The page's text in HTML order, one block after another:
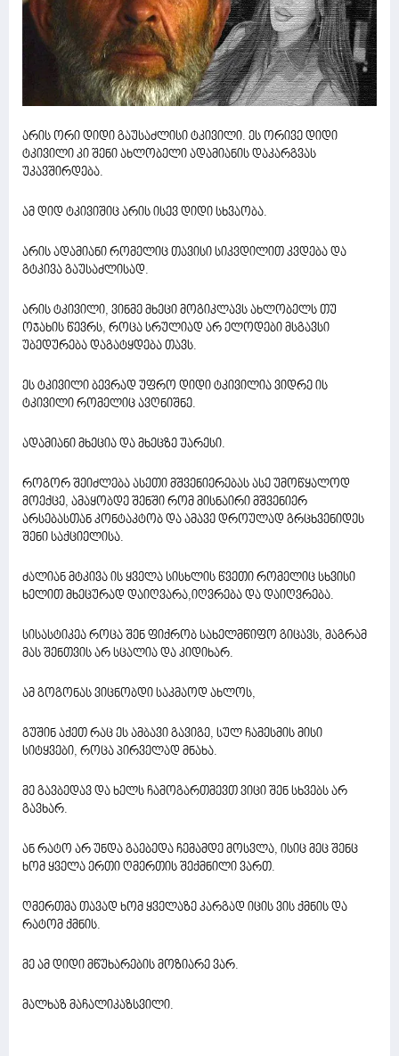
არის ორი დიდი გაუსაძლისი ტკივილი. ეს ორივე დიდი
ტკივილი კი შენი ახლობელი ადამიანის დაკარგვას
უკავშირდება.
ამ დიდ ტკივიშიც არის ისევ დიდი სხვაობა.
არის ადამიანი რომელიც თავისი სიკვდილით კვდება და
გტკივა გაუსაძლისად.
არის ტკივილი, ვინმე მხეცი მოგიკლავს ახლობელს თუ
ოჯახის წევრს, როცა სრულიად არ ელოდები მსგავსი
უბედურება დაგატყდება თავს.
ეს ტკივილი ბევრად უფრო დიდი ტკივილია ვიდრე ის
ტკივილი რომელიც ავღნიშნე.
ადამიანი მხეცია და მხეცზე უარესი.
როგორ შეიძლება ასეთი მშვენიერებას ასე უმოწყალოდ
მოექცე, ამაყობდე შენში რომ მისნაირი მშვენიერ
არსებასთან კონტაკტობ და ამავე დროულად გრცხვენიდეს
შენი საქციელისა.
ძალიან მტკივა ის ყველა სისხლის წვეთი რომელიც სხვისი
ხელით მხეცურად დაიღვარა,იღვრება და დაიღვრება.
სისასტიკეა როცა შენ ფიქრობ სახელმწიფო გიცავს, მაგრამ
მას შენთვის არ სცალია და კიდიხარ.
ამ გოგონას ვიცნობდი საკმაოდ ახლოს,
გუშინ აქეთ რაც ეს ამბავი გავიგე, სულ ჩამესმის მისი
სიტყვები, როცა პირველად მნახა.
მე გავბედავ და ხელს ჩამოგართმევთ ვიცი შენ სხვებს არ
გავხარ.
ან რატო არ უნდა გაებედა ჩემამდე მოსვლა, ისიც მეც შენც
ხომ ყველა ერთი ღმერთის შექმნილი ვართ.
ღმერთმა თავად ხომ ყველაზე კარგად იცის ვის ქმნის და
რატომ ქმნის.
მე ამ დიდი მწუხარების მოზიარე ვარ.
მალხაზ მაჩალიკაზსვილი.